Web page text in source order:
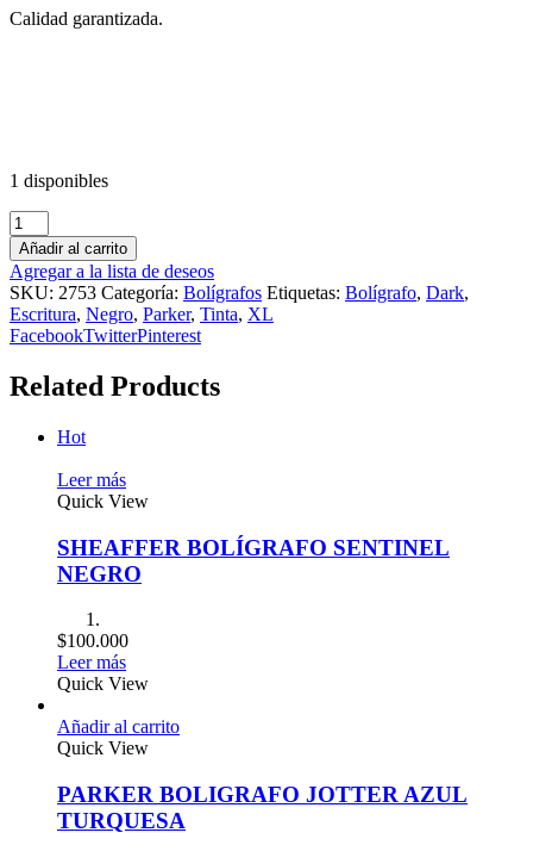
Calidad garantizada.
1 disponibles
Añadir al carrito
Agregar a la lista de deseos
SKU: 2753 Categoría: Bolígrafos Etiquetas: Bolígrafo, Dark,
Escritura, Negro, Parker, Tinta, XL
FacebookTwitterPinterest
Related Products
Hot
Leer más
Quick View
SHEAFFER BOLÍGRAFO SENTINEL
NEGRO
$100.000
Leer más
Quick View
Añadir al carrito
Quick View
PARKER BOLIGRAFO JOTTER AZUL
TURQUESA